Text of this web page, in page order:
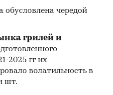
чередой
грилей и
2025 гг их
волатильность в
шт.